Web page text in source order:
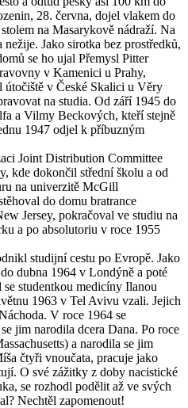
28. června, dojel vlakem do
na Masarykově nádraží. Na
Jako sirotka bez prostředků,
se ho ujal Přemysl Pitter
v Kamenici u Prahy,
útočiště v České Skalici u Věry
na studia. Od září 1945 do
a Vilmy Beckových, kteří stejně
1947 odjel k příbuzným
Joint Distribution Committee
kde dokončil střední školu a od
na univerzitě McGill
do domu bratrance
Jersey, pokračoval ve studiu na
a po absolutoriu v roce 1955
studijní cestu po Evropě. Jako
dubna 1964 v Londýně a poté
se studentkou medicíny Ilanou
1963 v Tel Avivu vzali. Jejich
V roce 1964 se
jim narodila dcera Dana. Po roce
a narodila se jim
čtyři vnoučata, pracuje jako
O své zážitky z doby nacistické
se rozhodl podělit až ve svých
Nechtěl zapomenout!